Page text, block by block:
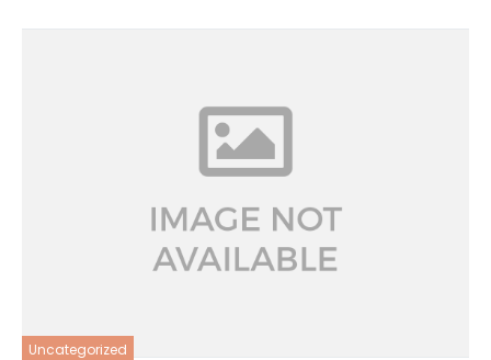
Uncategorized